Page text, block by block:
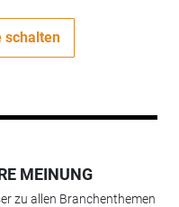
schalten
MEINUNG
zu allen Branchenthemen